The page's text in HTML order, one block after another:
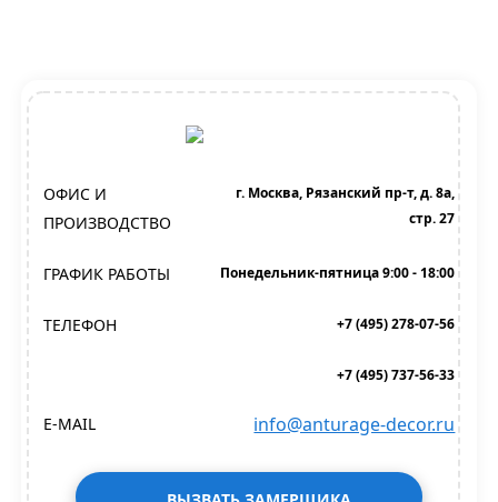
ОФИС И
ПРОИЗВОДСТВО
г. Москва, Рязанский пр-т, д. 8а,
стр. 27
ГРАФИК РАБОТЫ Понедельник-пятница 9:00 - 18:00
ТЕЛЕФОН +7 (495) 278-07-56
+7 (495) 737-56-33
E-MAIL info@anturage-decor.ru